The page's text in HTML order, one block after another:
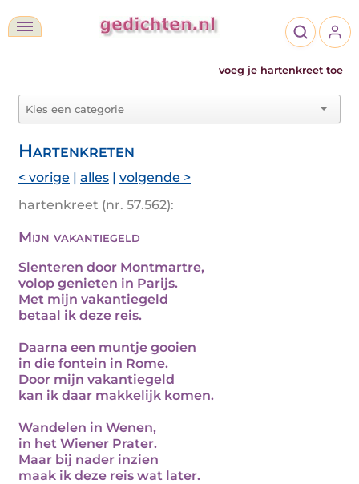
voeg je hartenkreet toe
Hartenkreten
< vorige | alles | volgende >
hartenkreet (nr. 57.562):
Mijn vakantiegeld
Slenteren door Montmartre,
volop genieten in Parijs.
Met mijn vakantiegeld
betaal ik deze reis.
Daarna een muntje gooien
in die fontein in Rome.
Door mijn vakantiegeld
kan ik daar makkelijk komen.
Wandelen in Wenen,
in het Wiener Prater.
Maar bij nader inzien
maak ik deze reis wat later.